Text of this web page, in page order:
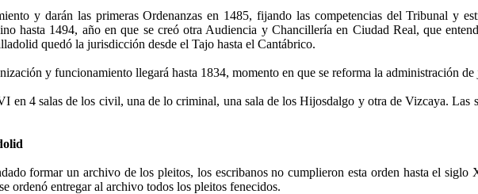
y darán las primeras Ordenanzas en 1485, fijando las competencias del Tribunal y
hasta 1494, año en que se creó otra Audiencia y Chancillería en Ciudad Real, que
quedó la jurisdicción desde el Tajo hasta el Cantábrico.
y funcionamiento llegará hasta 1834, momento en que se reforma la administración
en 4 salas de los civil, una de lo criminal, una sala de los Hijosdalgo y otra de Vizcaya.
formar un archivo de los pleitos, los escribanos no cumplieron esta orden hasta el
ordenó entregar al archivo todos los pleitos fenecidos.